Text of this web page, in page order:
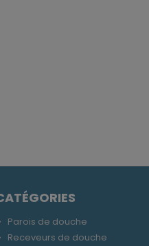
Parois de douche
Receveurs de douche